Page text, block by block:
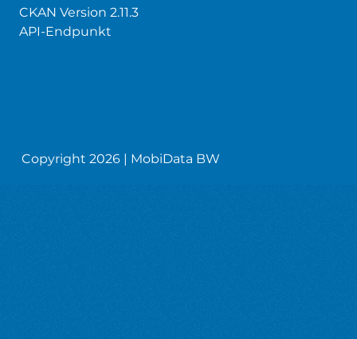
CKAN Version 2.11.3
API-Endpunkt
Copyright 2026 | MobiData BW